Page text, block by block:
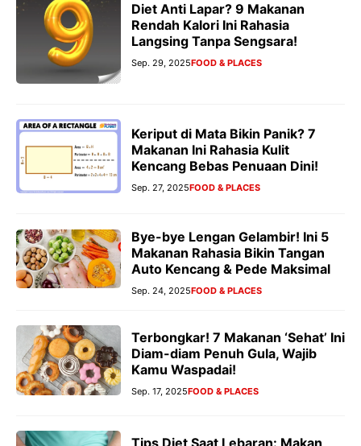
Diet Anti Lapar? 9 Makanan
Rendah Kalori Ini Rahasia
Langsing Tanpa Sengsara!
Sep. 29, 2025FOOD & PLACES
Keriput di Mata Bikin Panik? 7
Makanan Ini Rahasia Kulit
Kencang Bebas Penuaan Dini!
Sep. 27, 2025FOOD & PLACES
Bye-bye Lengan Gelambir! Ini 5
Makanan Rahasia Bikin Tangan
Auto Kencang & Pede Maksimal
Sep. 24, 2025FOOD & PLACES
Terbongkar! 7 Makanan ‘Sehat’ Ini
Diam-diam Penuh Gula, Wajib
Kamu Waspadai!
Sep. 17, 2025FOOD & PLACES
Tips Diet Saat Lebaran: Makan